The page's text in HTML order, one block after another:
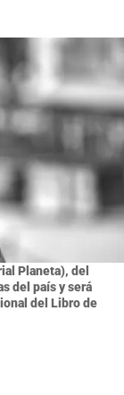
Planeta), del
del país y será
del Libro de